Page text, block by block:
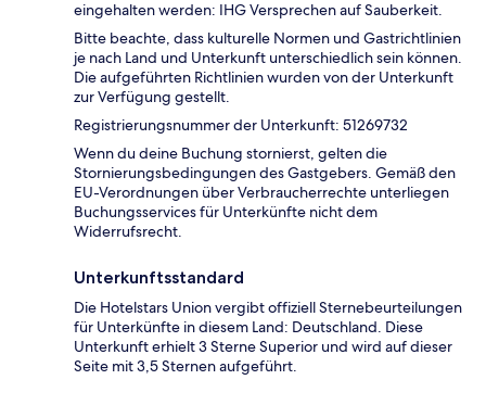
eingehalten werden: IHG Versprechen auf Sauberkeit.
Bitte beachte, dass kulturelle Normen und Gastrichtlinien
je nach Land und Unterkunft unterschiedlich sein können.
Die aufgeführten Richtlinien wurden von der Unterkunft
zur Verfügung gestellt.
Registrierungsnummer der Unterkunft: 51269732
Wenn du deine Buchung stornierst, gelten die
Stornierungsbedingungen des Gastgebers. Gemäß den
EU-Verordnungen über Verbraucherrechte unterliegen
Buchungsservices für Unterkünfte nicht dem
Widerrufsrecht.
Unterkunftsstandard
Die Hotelstars Union vergibt offiziell Sternebeurteilungen
für Unterkünfte in diesem Land: Deutschland. Diese
Unterkunft erhielt 3 Sterne Superior und wird auf dieser
Seite mit 3,5 Sternen aufgeführt.